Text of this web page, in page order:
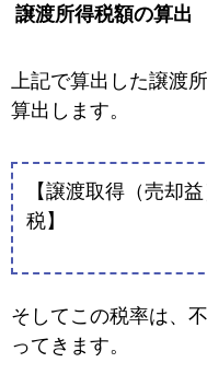
譲渡所得税額の算出
上記で算出した譲渡
算出します。
【譲渡取得（売却
税】
そしてこの税率は、
ってきます。